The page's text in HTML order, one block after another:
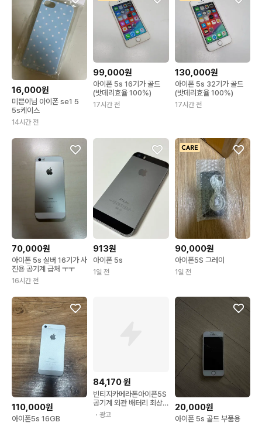
16,000원
미쁜이님 아이폰 se1 5
5s케이스
14시간 전
99,000원
아이폰 5s 16기가 골드
(밧데리효율 100%)
17시간 전
130,000원
아이폰 5s 32기가 골드
(밧데리효율 100%)
17시간 전
70,000원
아이폰 5s 실버 16기가 사
진용 공기계 급처 ㅜㅜ
16시간 전
913원
아이폰 5s
1일 전
90,000원
아이폰5S 그레이
1일 전
110,000원
아이폰5s 16GB
84,170원
빈티지카메라폰아이픈5S
공기계 외관 배터리 최상
등급 인스타용 카메라 중
고폰 5S used phone 사
・광고
20,000원
아이폰 5s 골드 부품용